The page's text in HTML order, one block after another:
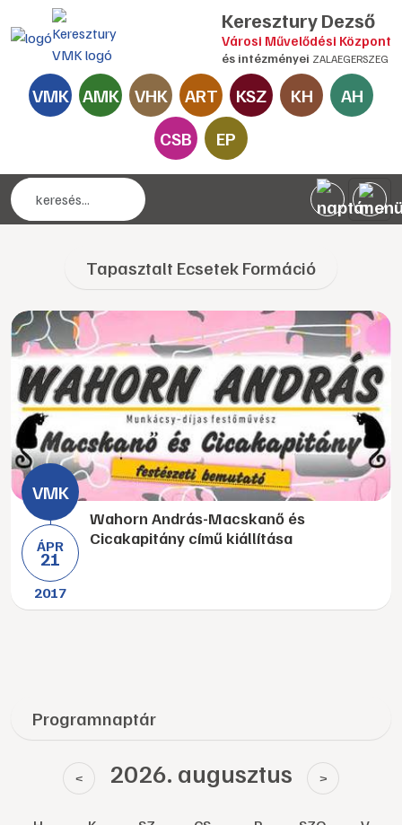
Keresztury Dezső
Városi Művelődési Központ
és intézményei ZALAEGERSZEG
VMK AMK VHK ART KSZ KH
AH
CSB
EP
Tapasztalt Ecsetek Formáció
ÁPR
21
2017
Wahorn András-Macskanő és
Cicakapitány című kiállítása
Programnaptár
< 2026. augusztus >